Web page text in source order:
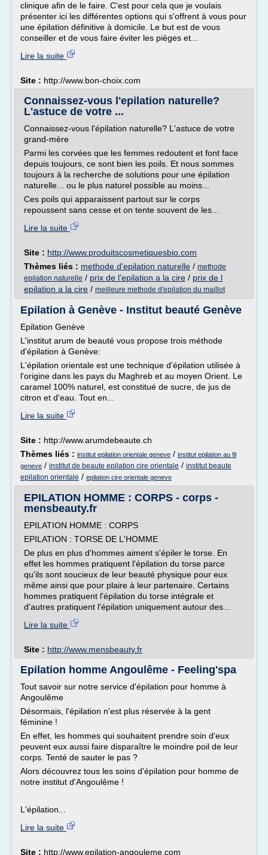
clinique afin de le faire. C'est pour cela que je voulais
présenter ici les différentes options qui s'offrent à vous pour
une épilation définitive à domicile. Le but est de vous
conseiller et de vous faire éviter les pièges et...
Lire la suite
Site : http://www.bon-choix.com
Connaissez-vous l'epilation naturelle?
L'astuce de votre ...
Connaissez-vous l'épilation naturelle? L'astuce de votre
grand-mère
Parmi les corvées que les femmes redoutent et font face
depuis toujours, ce sont bien les poils. Et nous sommes
toujours à la recherche de solutions pour une épilation
naturelle... ou le plus naturel possible au moins...
Ces poils qui apparaissent partout sur le corps
repoussent sans cesse et on tente souvent de les...
Lire la suite
Site : http://www.produitscosmetiquesbio.com
Thèmes liés : methode d'epilation naturelle / methode
epilation naturelle / prix de l'epilation a la cire / prix de l
epilation a la cire / meilleure methode d'epilation du maillot
Epilation à Genève - Institut beauté Genève
Epilation Genève
L'institut arum de beauté vous propose trois méthode
d'épilation à Genève:
L'épilation orientale est une technique d'épilation utilisée à
l'origine dans les pays du Maghreb et au moyen Orient. Le
caramel 100% naturel, est constitué de sucre, de jus de
citron et d'eau. Tout en...
Lire la suite
Site : http://www.arumdebeaute.ch
Thèmes liés : institut epilation orientale geneve / institut epilation au fil
geneve / institut de beaute epilation cire orientale / institut beaute
epilation orientale / epilation cire orientale geneve
EPILATION HOMME : CORPS - corps -
mensbeauty.fr
EPILATION HOMME : CORPS
EPILATION : TORSE DE L'HOMME
De plus en plus d'hommes aiment s'épiler le torse. En
effet les hommes pratiquent l'épilation du torse parce
qu'ils sont soucieux de leur beauté physique pour eux
même ainsi que pour plaire à leur partenaire. Certains
hommes pratiquent l'épilation du torse intégrale et
d'autres pratiquent l'épilation uniquement autour des...
Lire la suite
Site : http://www.mensbeauty.fr
Epilation homme Angoulême - Feeling'spa
Tout savoir sur notre service d'épilation pour homme à
Angoulême
Désormais, l'épilation n'est plus réservée à la gent
féminine !
En effet, les hommes qui souhaitent prendre soin d'eux
peuvent eux aussi faire disparaître le moindre poil de leur
corps. Tenté de sauter le pas ?
Alors découvrez tous les soins d'épilation pour homme de
notre institut d'Angoulême !
L'épilation...
Lire la suite
Site : http://www.epilation-angouleme.com